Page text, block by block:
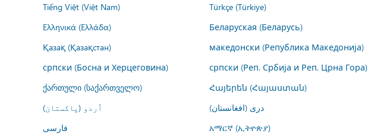
Tiếng Việt (Việt Nam)
Türkçe (Türkiye)
Ελληνικά (Ελλάδα)
Беларуская (Беларусь)
Қазақ (Қазақстан)
македонски (Република Македонија)
српски (Босна и Херцеговина)
српски (Реп. Србија и Реп. Црна Гора)
ქართული (საქართველო)
Հայերեն (Հայաստան)
اُردو (پاکستان)
درى (افغانستان)
فارسى
አማርኛ (ኢትዮጵያ)